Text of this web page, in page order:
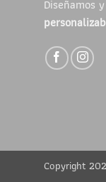
Diseñamos
Copyright